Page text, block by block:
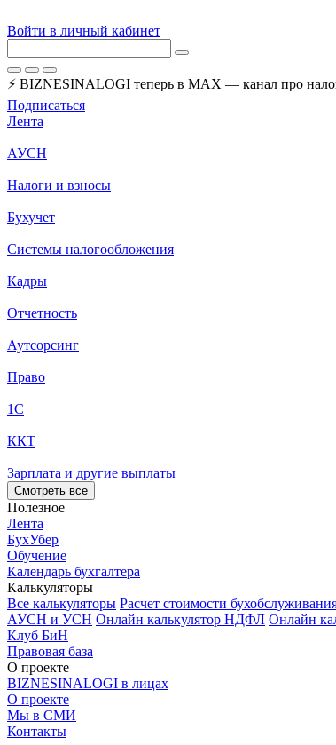
Войти в личный кабинет
⚡ BIZNESINALOGI теперь в MAX — канал про
Подписаться
Лента
АУСН
Налоги и взносы
Бухучет
Системы налогообложения
Кадры
Отчетность
Аутсорсинг
Право
1С
ККТ
Зарплата и другие выплаты
Смотреть все
Полезное
Лента
БухУбер
Обучение
Календарь бухгалтера
Калькуляторы
Все калькуляторы Расчет стоимости
АУСН и УСН Онлайн калькулятор НДФЛ Онлайн
Клуб БиН
Правовая база
О проекте
BIZNESINALOGI в лицах
О проекте
Мы в СМИ
Контакты